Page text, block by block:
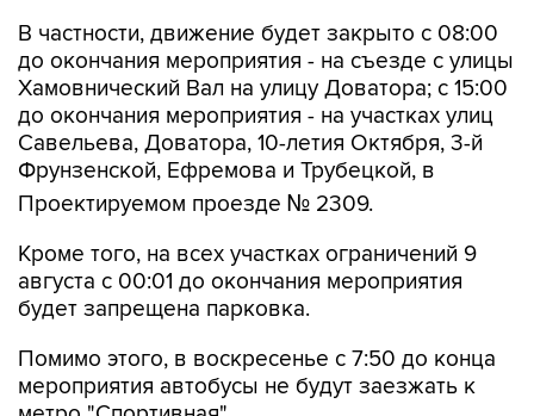
В частности, движение будет закрыто с 08:00
до окончания мероприятия - на съезде с улицы
Хамовнический Вал на улицу Доватора; с 15:00
до окончания мероприятия - на участках улиц
Савельева, Доватора, 10-летия Октября, 3-й
Фрунзенской, Ефремова и Трубецкой, в
Проектируемом проезде № 2309.
Кроме того, на всех участках ограничений 9
августа с 00:01 до окончания мероприятия
будет запрещена парковка.
Помимо этого, в воскресенье с 7:50 до конца
мероприятия автобусы не будут заезжать к